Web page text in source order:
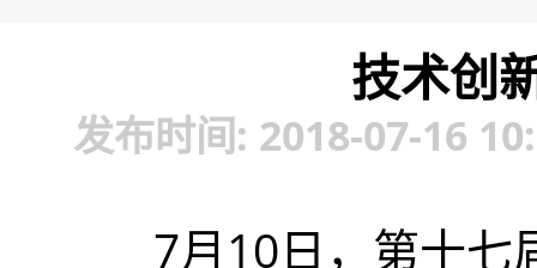
技术创
发布时间: 2018-07-16
7月10日，第十七